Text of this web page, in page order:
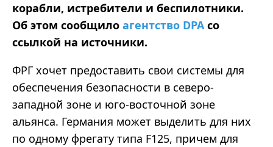
корабли, истребители и беспилотники.
Об этом сообщило агентство DPAсо
ссылкой на источники.
ФРГ хочет предоставить свои системы для
обеспечения безопасности в северо-
западной зоне и юго-восточной зоне
альянса. Германия может выделить для них
по одному фрегату типа F125, причем для